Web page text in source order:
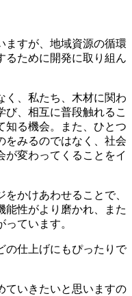
ますが、地域資源の循環
るために開発に取り組ん
く、私たち、木材に関わ
び、相互に普段触れるこ
知る機会。また、ひとつ
をみるのではなく、社会
が変わってくることをイ
かけあわせることで、
能性がより磨かれ、また
ています。
の仕上げにもぴったりで
ていきたいと思いますの